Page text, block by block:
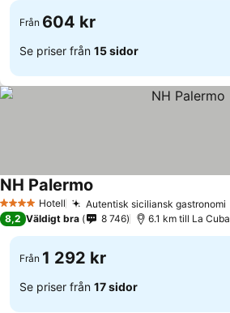
Från 604 kr
Se priser från 15 sidor
4 StjärnorHotell Autentisk siciliansk gastronomi
NH Palermo
8,2 Väldigt bra 8 746 6.1 km till La Cuba
Från 1 292 kr
Se priser från 17 sidor